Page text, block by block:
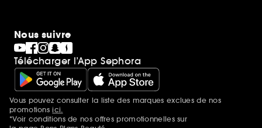
Nous suivre
Télécharger l’App Sephora
Mentions additionnelles
Vous pouvez consulter la liste des marques exclues de nos
promotionsici.
*Voir conditions de nos offres promotionnelles sur